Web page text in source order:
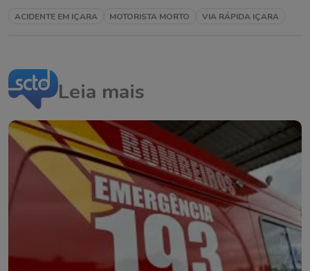
ACIDENTE EM IÇARA MOTORISTA MORTO VIA RÁPIDA IÇARA
Leia mais